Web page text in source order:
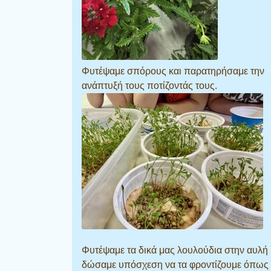
Φυτέψαμε σπόρους και παρατηρήσαμε την
ανάπτυξή τους ποτίζοντάς τους.
Φυτέψαμε τα δικά μας λουλούδια στην αυλή
δώσαμε υπόσχεση να τα φροντίζουμε όπως